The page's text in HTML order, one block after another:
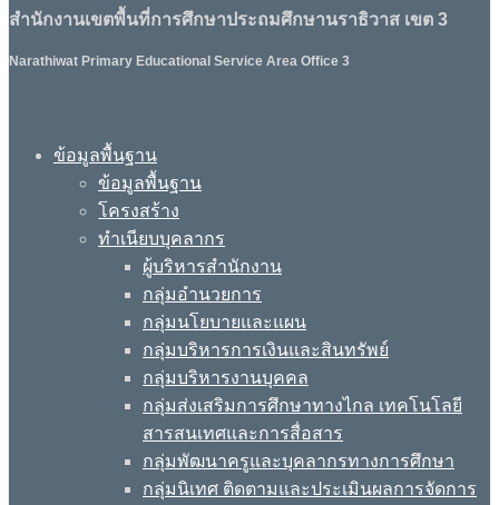
สำนักงานเขตพื้นที่การศึกษาประถมศึกษานราธิวาส เขต 3
Narathiwat Primary Educational Service Area Office 3
ข้อมูลพื้นฐาน
ข้อมูลพื้นฐาน
โครงสร้าง
ทำเนียบบุคลากร
ผู้บริหารสำนักงาน
กลุ่มอำนวยการ
กลุ่มนโยบายและแผน
กลุ่มบริหารการเงินและสินทรัพย์
กลุ่มบริหารงานบุคคล
กลุ่มส่งเสริมการศึกษาทางไกล เทคโนโลยี
สารสนเทศและการสื่อสาร
กลุ่มพัฒนาครูและบุคลากรทางการศึกษา
กลุ่มนิเทศ ติดตามและประเมินผลการจัดการ